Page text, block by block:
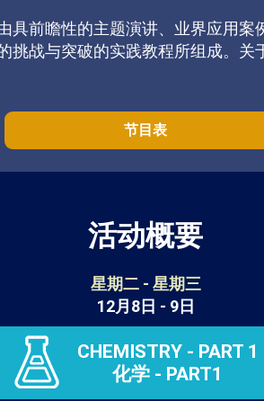
具前瞻性的主题演讲、业界应用案
挑战与突破的实践教程所组成。关
节目表
活动概要
星期二 - 星期三
12月8日 - 9日
CHEMISTRY - PART 1
化学 - PART1